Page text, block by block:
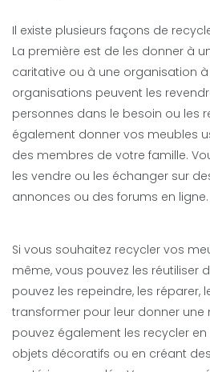
Il existe plusieurs façons de
La première est de les donner à
caritative ou à une organisation
organisations peuvent les
personnes dans le besoin ou les
également donner vos meubles
des membres de votre famille.
les vendre ou les échanger sur
annonces ou des forums en ligne.
Si vous souhaitez recycler vos
même, vous pouvez les réutiliser
pouvez les repeindre, les réparer,
transformer pour leur donner une
pouvez également les recycler
objets décoratifs ou en créant